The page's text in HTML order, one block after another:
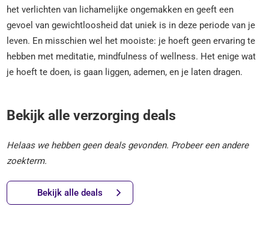
het verlichten van lichamelijke ongemakken en geeft een
gevoel van gewichtloosheid dat uniek is in deze periode van je
leven. En misschien wel het mooiste: je hoeft geen ervaring te
hebben met meditatie, mindfulness of wellness. Het enige wat
je hoeft te doen, is gaan liggen, ademen, en je laten dragen.
Bekijk alle verzorging deals
Helaas we hebben geen deals gevonden. Probeer een andere
zoekterm.
Bekijk alle deals